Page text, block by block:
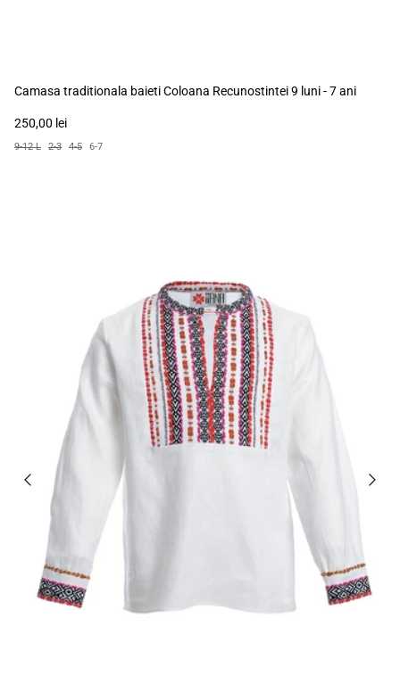
Camasa traditionala baieti Coloana Recunostintei 9 luni - 7 ani
250,00 lei
9-12 L 2-3 4-5 6-7